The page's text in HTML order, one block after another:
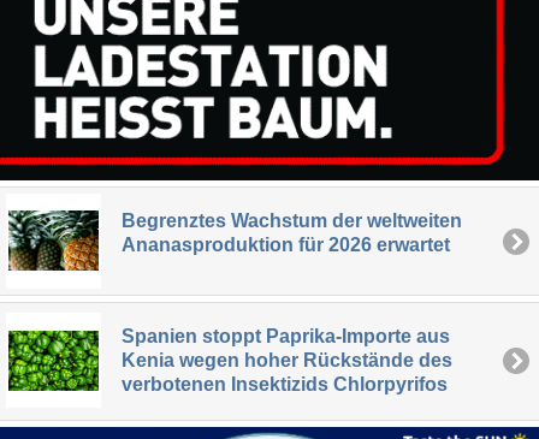
Begrenztes Wachstum der weltweiten
Ananasproduktion für 2026 erwartet
Spanien stoppt Paprika-Importe aus
Kenia wegen hoher Rückstände des
verbotenen Insektizids Chlorpyrifos